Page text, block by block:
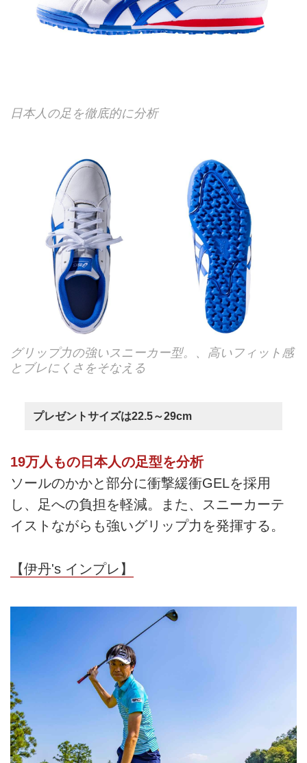
日本人の足を徹底的に分析
グリップ力の強いスニーカー型。、高いフィット感
とブレにくさをそなえる
プレゼントサイズは22.5～29cm
19万人もの日本人の足型を分析
ソールのかかと部分に衝撃緩衝GELを採用
し、足への負担を軽減。また、スニーカーテ
イストながらも強いグリップ力を発揮する。
【伊丹's インプレ】